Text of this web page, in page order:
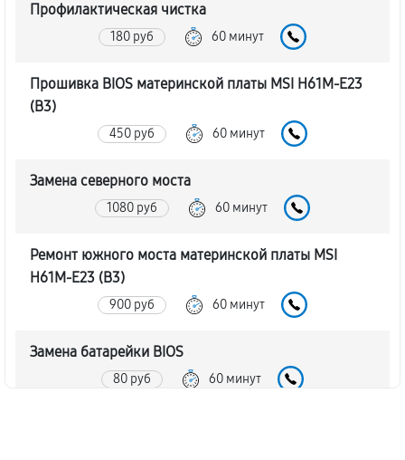
Профилактическая чистка
180 руб 60 минут
Прошивка BIOS материнской платы MSI H61M-E23
(B3)
450 руб 60 минут
Замена северного моста
1080 руб 60 минут
Ремонт южного моста материнской платы MSI
H61M-E23 (B3)
900 руб 60 минут
Замена батарейки BIOS
80 руб 60 минут